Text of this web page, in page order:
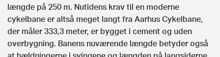
længde på 250 m. Nutidens krav til en moderne
cykelbane er altså meget langt fra Aarhus Cykelbane,
der måler 333,3 meter, er bygget i cement og uden
overbygning. Banens nuværende længde betyder også